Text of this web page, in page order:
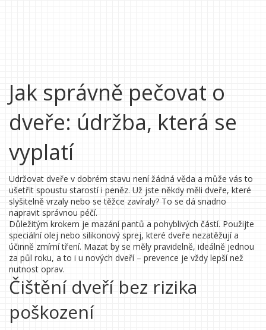
Jak správně pečovat o
dveře: údržba, která se
vyplatí
Udržovat dveře v dobrém stavu není žádná věda a může vás to
ušetřit spoustu starostí i peněz. Už jste někdy měli dveře, které
slyšitelně vrzaly nebo se těžce zavíraly? To se dá snadno
napravit správnou péčí.
Důležitým krokem je mazání pantů a pohyblivých částí. Použijte
speciální olej nebo silikonový sprej, které dveře nezatěžují a
účinně zmírní tření. Mazat by se měly pravidelně, ideálně jednou
za půl roku, a to i u nových dveří – prevence je vždy lepší než
nutnost oprav.
Čištění dveří bez rizika
poškození